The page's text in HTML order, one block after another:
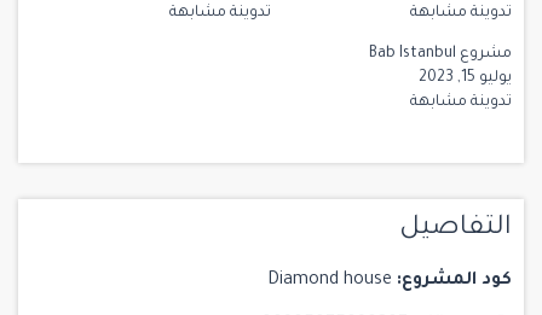
تدوينة مشابهة
تدوينة مشابهة
مشروع Bab Istanbul
يوليو 15, 2023
تدوينة مشابهة
التفاصيل
كود المشروع: